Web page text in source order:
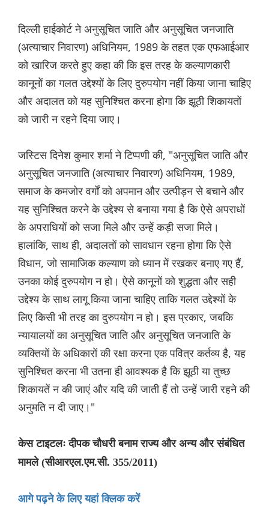
दिल्ली हाईकोर्ट ने अनुसूचित जाति और अनुसूचित जनजाति
(अत्याचार निवारण) अधिनियम, 1989 के तहत एक एफआईआर
को खारिज करते हुए कहा की कि इस तरह के कल्याणकारी
कानूनों का गलत उद्देश्यों के लिए दुरुपयोग नहीं किया जाना चाहिए
और अदालत को यह सुनिश्चित करना होगा कि झूठी शिकायतों
को जारी न रहने दिया जाए।
जस्टिस दिनेश कुमार शर्मा ने टिप्पणी की, "अनुसूचित जाति और
अनुसूचित जनजाति (अत्याचार निवारण) अधिनियम, 1989,
समाज के कमजोर वर्गों को अपमान और उत्पीड़न से बचाने और
यह सुनिश्चित करने के उद्देश्य से बनाया गया है कि ऐसे अपराधों
के अपराधियों को सजा मिले और उन्हें कड़ी सजा मिले।
हालांकि, साथ ही, अदालतों को सावधान रहना होगा कि ऐसे
विधान, जो सामाजिक कल्याण को ध्यान में रखकर बनाए गए हैं,
उनका कोई दुरुपयोग न हो। ऐसे कानूनों को शुद्धता और सही
उद्देश्य के साथ लागू किया जाना चाहिए ताकि गलत उद्देश्यों के
लिए किसी भी तरह का दुरुपयोग न हो। इस प्रकार, जबकि
न्यायालयों का अनुसूचित जाति और अनुसूचित जनजाति के
व्यक्तियों के अधिकारों की रक्षा करना एक पवित्र कर्तव्य है, यह
सुनिश्चित करना भी उतना ही आवश्यक है कि झूठी या तुच्छ
शिकायतें न की जाएं और यदि की जाती हैं तो उन्हें जारी रहने की
अनुमति न दी जाए।"
केस टाइटलः दीपक चौधरी बनाम राज्य और अन्य और संबंधित
मामले (सीआरएल.एम.सी. 355/2011)
आगे पढ़ने के लिए यहां क्लिक करें